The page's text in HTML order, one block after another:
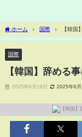
ホーム 国際 【韓国
国際
【韓国】辞める
2025年6月19日 2025年6月